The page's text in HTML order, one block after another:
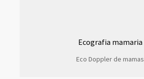
Ecografia mamaria
Eco Doppler de mamas